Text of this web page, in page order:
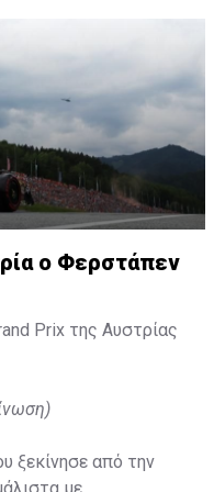
ο Φερστάπεν
Prix της Αυστρίας
ξεκίνησε από την